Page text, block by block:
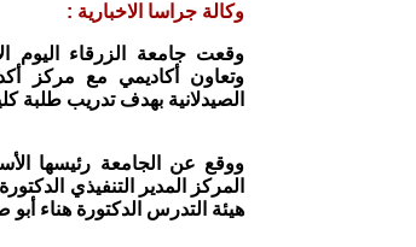
وكالة جراسا الاخبارية :
وتعاون أكاديمي مع مركز
الصيدلانية بهدف تدريب طلبة
ووقع عن الجامعة رئيسها
المركز المدير التنفيذي
هيئة التدرس الدكتورة هناء أبو